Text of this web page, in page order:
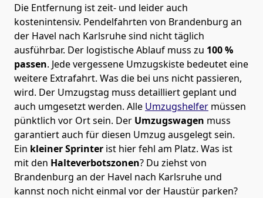
Die Entfernung ist zeit- und leider auch
kostenintensiv. Pendelfahrten von Brandenburg an
der Havel nach Karlsruhe sind nicht täglich
ausführbar. Der logistische Ablauf muss zu 100 %
passen. Jede vergessene Umzugskiste bedeutet eine
weitere Extrafahrt. Was die bei uns nicht passieren,
wird. Der Umzugstag muss detailliert geplant und
auch umgesetzt werden. Alle Umzugshelfer müssen
pünktlich vor Ort sein. Der Umzugswagen muss
garantiert auch für diesen Umzug ausgelegt sein.
Ein kleiner Sprinter ist hier fehl am Platz. Was ist
mit den Halteverbotszonen? Du ziehst von
Brandenburg an der Havel nach Karlsruhe und
kannst noch nicht einmal vor der Haustür parken?